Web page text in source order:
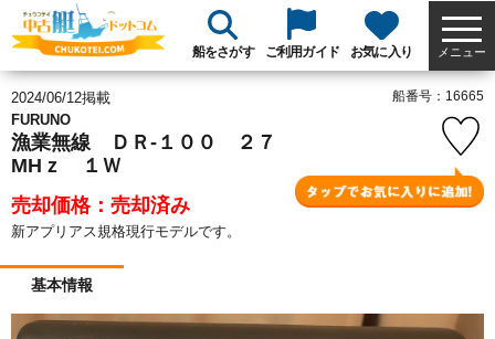
船をさがす ご利用ガイド お気に入り メニュー
2024/06/12掲載
FURUNO
漁業無線 ＤＲ-１００ ２７
MHｚ １Ｗ
売却価格：売却済み
新アプリアス規格現行モデルです。
船番号：16665
基本情報